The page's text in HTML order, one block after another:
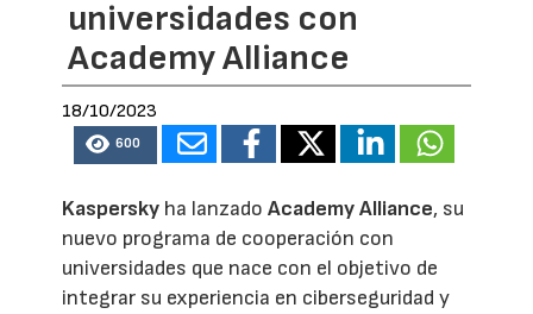
universidades con
Academy Alliance
18/10/2023
600
Kaspersky ha lanzadoAcademy Alliance, su
nuevo programa de cooperación con
universidades que nace con el objetivo de
integrar su experiencia en ciberseguridad y